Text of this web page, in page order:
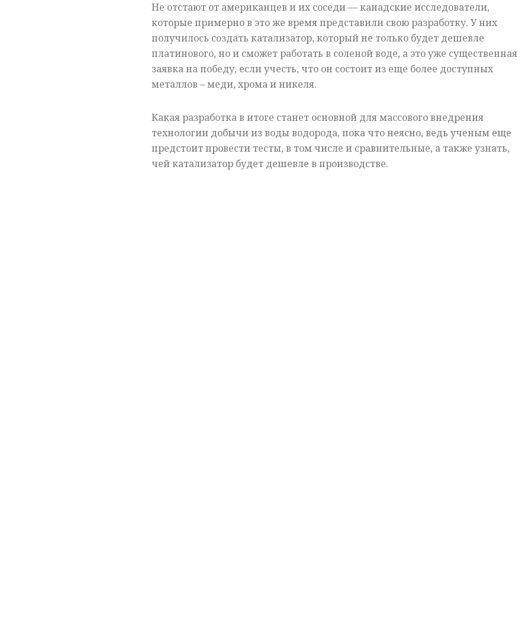
Не отстают от американцев и их соседи — канадские исследователи,
которые примерно в это же время представили свою разработку. У них
получилось создать катализатор, который не только будет дешевле
платинового, но и сможет работать в соленой воде, а это уже существенная
заявка на победу, если учесть, что он состоит из еще более доступных
металлов – меди, хрома и никеля.
Какая разработка в итоге станет основной для массового внедрения
технологии добычи из воды водорода, пока что неясно, ведь ученым еще
предстоит провести тесты, в том числе и сравнительные, а также узнать,
чей катализатор будет дешевле в производстве.